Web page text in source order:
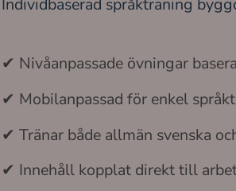
✔ Nivåanpassade övningar
✔ Mobilanpassad för enkel
✔ Tränar både allmän svenska
✔ Innehåll kopplat direkt till